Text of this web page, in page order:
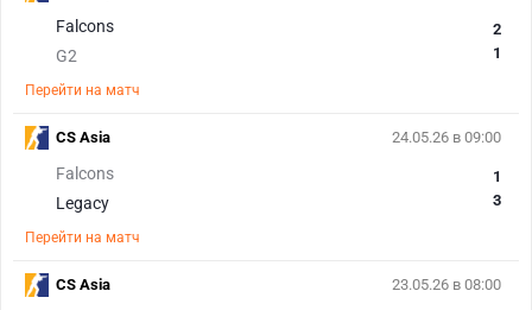
Falcons
G2
2
1
Перейти на матч
24.05.26 в 09:00
Falcons
Legacy
1
3
Перейти на матч
CS Asia
23.05.26 в 08:00
CS Asia